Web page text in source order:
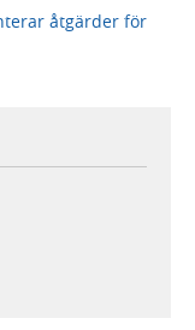
åtgärder för
webbplats,
webbplats,